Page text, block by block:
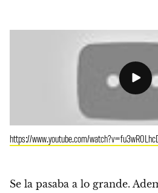
https://www.youtube.com/
Se la pasaba a lo grande.